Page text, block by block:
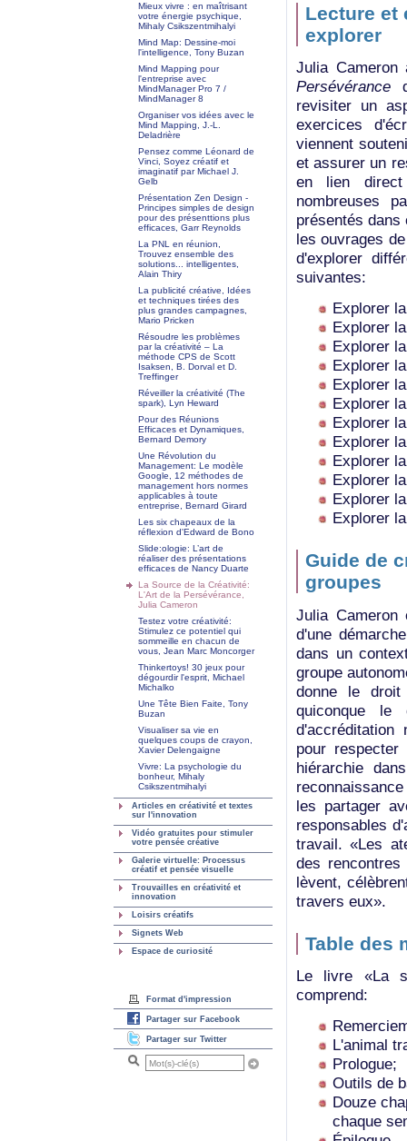
Mieux vivre : en maîtrisant
votre énergie psychique,
Mihaly Csikszentmihalyi
Mind Map: Dessine-moi
l'intelligence, Tony Buzan
Mind Mapping pour
l'entreprise avec
MindManager Pro 7 /
MindManager 8
Organiser vos idées avec le
Mind Mapping, J.-L.
Deladrière
Pensez comme Léonard de
Vinci, Soyez créatif et
imaginatif par Michael J.
Gelb
Présentation Zen Design -
Principes simples de design
pour des présenttions plus
efficaces, Garr Reynolds
La PNL en réunion,
Trouvez ensemble des
solutions... intelligentes,
Alain Thiry
La publicité créative, Idées
et techniques tirées des
plus grandes campagnes,
Mario Pricken
Résoudre les problèmes
par la créativité – La
méthode CPS de Scott
Isaksen, B. Dorval et D.
Treffinger
Réveiller la créativité (The
spark), Lyn Heward
Pour des Réunions
Efficaces et Dynamiques,
Bernard Demory
Une Révolution du
Management: Le modèle
Google, 12 méthodes de
management hors normes
applicables à toute
entreprise, Bernard Girard
Les six chapeaux de la
réflexion d'Edward de Bono
Slide:ologie: L’art de
réaliser des présentations
efficaces de Nancy Duarte
La Source de la Créativité:
L'Art de la Persévérance,
Julia Cameron
Testez votre créativité:
Stimulez ce potentiel qui
sommeille en chacun de
vous, Jean Marc Moncorger
Thinkertoys! 30 jeux pour
dégourdir l'esprit, Michael
Michalko
Une Tête Bien Faite, Tony
Buzan
Visualiser sa vie en
quelques coups de crayon,
Xavier Delengaigne
Vivre: La psychologie du
bonheur, Mihaly
Csikszentmihalyi
Articles en créativité et textes
sur l'innovation
Vidéo gratuites pour stimuler
votre pensée créative
Galerie virtuelle: Processus
créatif et pensée visuelle
Trouvailles en créativité et
innovation
Loisirs créatifs
Signets Web
Espace de curiosité
Format d'impression
Partager sur Facebook
Partager sur Twitter
Lecture et
explorer
Julia
Persévérance
revisiter un
exercices
viennent
et assurer un
en lien
nombreuses
présentés
les ouvrages
d'explorer
suivantes:
Explorer
Explorer
Explorer
Explorer
Explorer
Explorer
Explorer
Explorer
Explorer
Explorer
Explorer
Explorer
Guide de
groupes
Julia
d'une
dans un
groupe
donne le droit
quiconque
d'accréditation
pour
hiérarchie
les partager
responsables
travail. «Les
des
lèvent,
travers eux».
Table des
Le livre «La
comprend:
L'animal
Prologue;
Outils de
Douze
chaque